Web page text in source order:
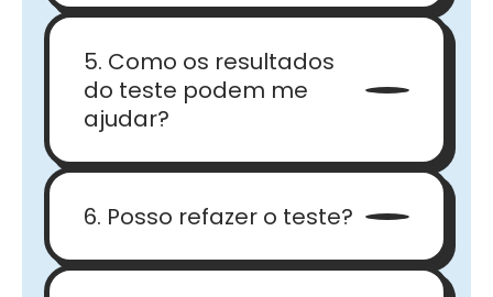
5. Como os resultados
do teste podem me
ajudar?
6. Posso refazer o teste?